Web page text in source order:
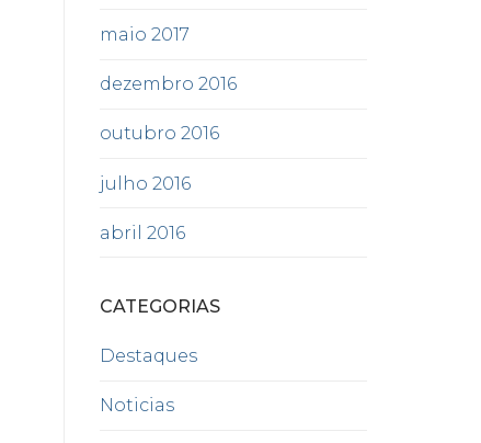
maio 2017
dezembro 2016
outubro 2016
julho 2016
abril 2016
CATEGORIAS
Destaques
Noticias